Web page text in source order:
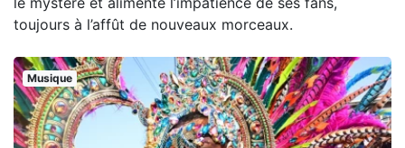
toujours à l’affût de nouveaux morceaux.
Musique